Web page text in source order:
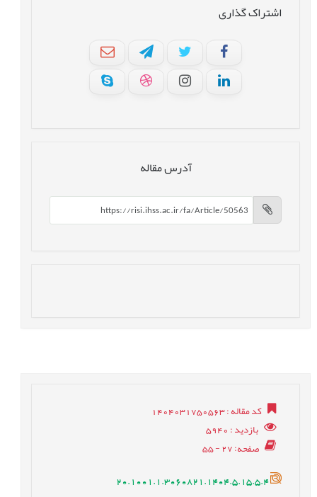
اشتراک گذاری
آدرس مقاله
کد مقاله: 1404031750563
بازدید: 5940
صفحه: 27 - 55
20.1001.1.3060821.1404.5.15.5.4